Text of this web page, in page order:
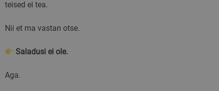
teised ei tea.
Nii et ma vastan otse.
Saladusi ei ole.
Aga.